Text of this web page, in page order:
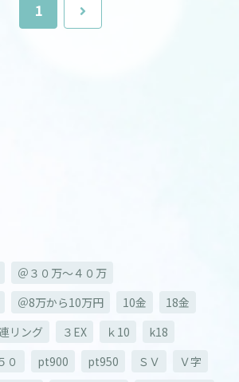
1
＠３０万～４０万
＠8万から10万円 10金
18金
リング ３EX ｋ10
k18
０ pt900 pt950 ＳＶ
Ｖ字